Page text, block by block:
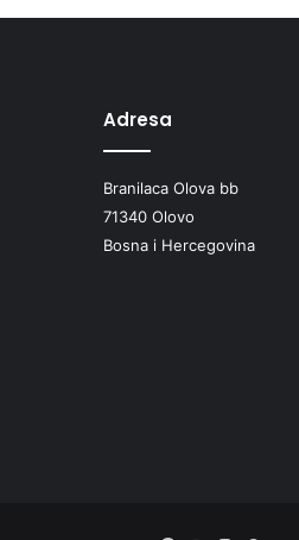
Adresa
Branilaca Olova bb
71340 Olovo
Bosna i Hercegovina